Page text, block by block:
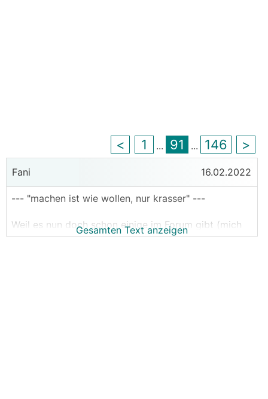
< 1 ... 91 ... 146 >
Fani 16.02.2022
--- "machen ist wie wollen, nur krasser" ---
Weil es nun doch schon einige im Forum gibt (mich
eingeschlossen), die entweder dabei sind eine
Gesamten Text anzeigen